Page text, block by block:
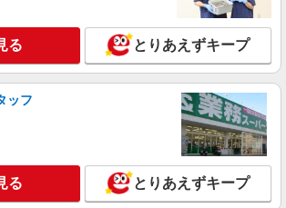
詳細を見る
）
コツコツ派歓迎｜見る・分ける・貼るだけ♪倉
庫内軽作業
時給1250円（就業先により異なる）
詳細を見る
る とりあえずキープ
ッフ
る とりあえずキープ